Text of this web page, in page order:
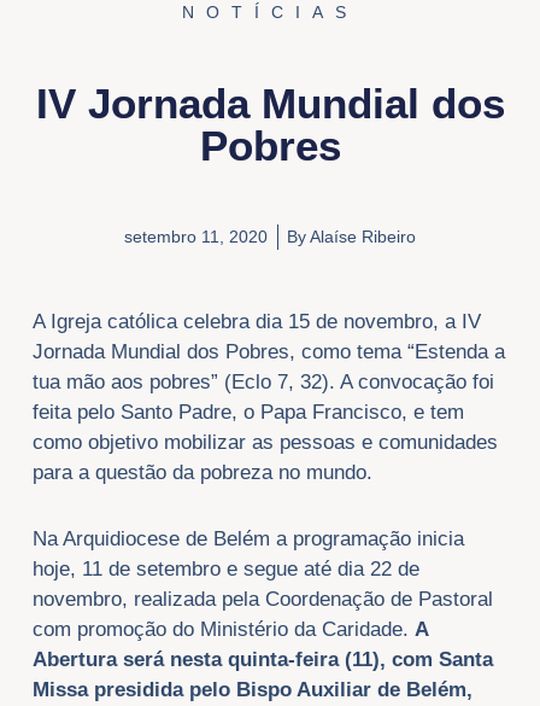
NOTÍCIAS
IV Jornada Mundial dos
Pobres
setembro 11, 2020 ByAlaíse Ribeiro
A Igreja católica celebra dia 15 de novembro, a IV
Jornada Mundial dos Pobres, como tema “Estenda a
tua mão aos pobres” (Eclo 7, 32). A convocação foi
feita pelo Santo Padre, o Papa Francisco, e tem
como objetivo mobilizar as pessoas e comunidades
para a questão da pobreza no mundo.
Na Arquidiocese de Belém a programação inicia
hoje, 11 de setembro e segue até dia 22 de
novembro, realizada pela Coordenação de Pastoral
com promoção do Ministério da Caridade. A
Abertura será nesta quinta-feira (11), com Santa
Missa presidida pelo Bispo Auxiliar de Belém,